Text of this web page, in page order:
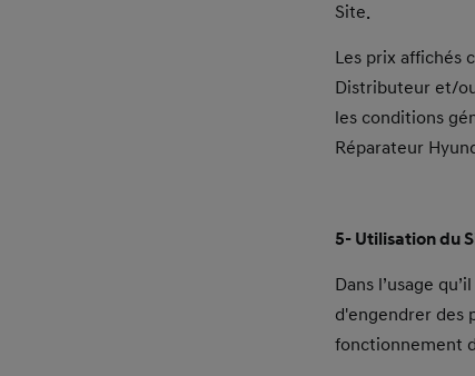
Site.
Les prix affichés
Distributeur et/
les conditions
Réparateur
5- Utilisation du
Dans l’usage
d'engendrer des
fonctionnement